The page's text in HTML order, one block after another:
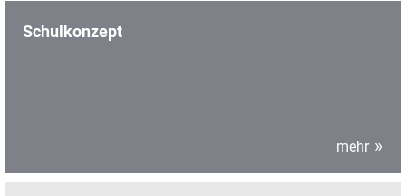
Schulkonzept
mehr